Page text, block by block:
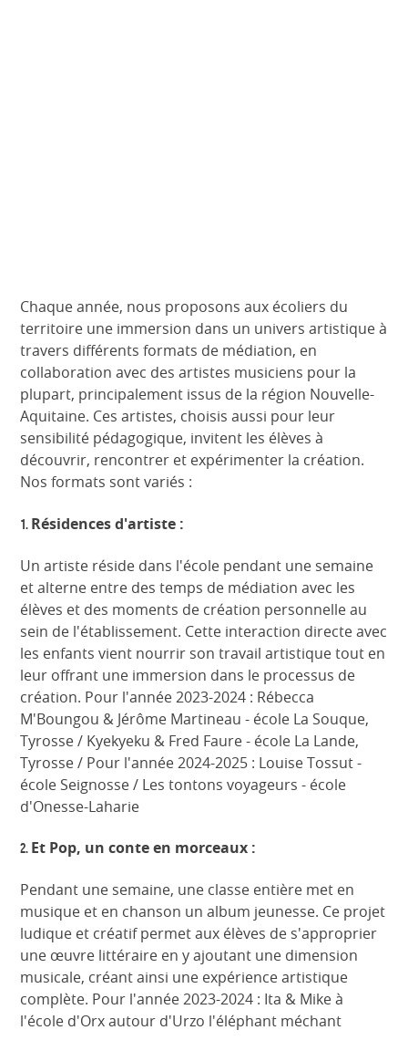
Chaque année, nous proposons aux écoliers du
territoire une immersion dans un univers artistique à
travers différents formats de médiation, en
collaboration avec des artistes musiciens pour la
plupart, principalement issus de la région Nouvelle-
Aquitaine. Ces artistes, choisis aussi pour leur
sensibilité pédagogique, invitent les élèves à
découvrir, rencontrer et expérimenter la création.
Nos formats sont variés :
1. Résidences d'artiste :
Un artiste réside dans l'école pendant une semaine
et alterne entre des temps de médiation avec les
élèves et des moments de création personnelle au
sein de l'établissement. Cette interaction directe avec
les enfants vient nourrir son travail artistique tout en
leur offrant une immersion dans le processus de
création. Pour l'année 2023-2024 : Rébecca
M'Boungou & Jérôme Martineau - école La Souque,
Tyrosse / Kyekyeku & Fred Faure - école La Lande,
Tyrosse / Pour l'année 2024-2025 : Louise Tossut -
école Seignosse / Les tontons voyageurs - école
d'Onesse-Laharie
2. Et Pop, un conte en morceaux :
Pendant une semaine, une classe entière met en
musique et en chanson un album jeunesse. Ce projet
ludique et créatif permet aux élèves de s'approprier
une œuvre littéraire en y ajoutant une dimension
musicale, créant ainsi une expérience artistique
complète. Pour l'année 2023-2024 : Ita & Mike à
l'école d'Orx autour d'Urzo l'éléphant méchant